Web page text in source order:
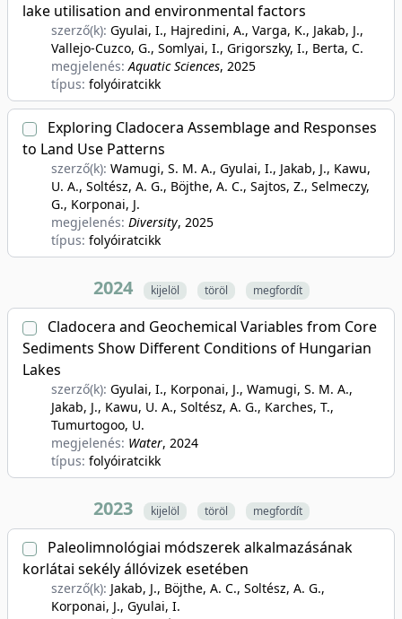
lake utilisation and environmental factors
szerző(k): Gyulai, I., Hajredini, A., Varga, K., Jakab, J.,
Vallejo-Cuzco, G., Somlyai, I., Grigorszky, I., Berta, C.
megjelenés:Aquatic Sciences, 2025
típus: folyóiratcikk
Exploring Cladocera Assemblage and Responses
to Land Use Patterns
szerző(k): Wamugi, S. M. A., Gyulai, I., Jakab, J., Kawu,
U. A., Soltész, A. G., Böjthe, A. C., Sajtos, Z., Selmeczy,
G., Korponai, J.
megjelenés: Diversity, 2025
típus: folyóiratcikk
2024 kijelöl töröl megfordít
Cladocera and Geochemical Variables from Core
Sediments Show Different Conditions of Hungarian
Lakes
szerző(k): Gyulai, I., Korponai, J., Wamugi, S. M. A.,
Jakab, J., Kawu, U. A., Soltész, A. G., Karches, T.,
Tumurtogoo, U.
megjelenés: Water, 2024
típus: folyóiratcikk
2023 kijelöl töröl megfordít
Paleolimnológiai módszerek alkalmazásának
korlátai sekély állóvizek esetében
szerző(k): Jakab, J., Böjthe, A. C., Soltész, A. G.,
Korponai, J., Gyulai, I.